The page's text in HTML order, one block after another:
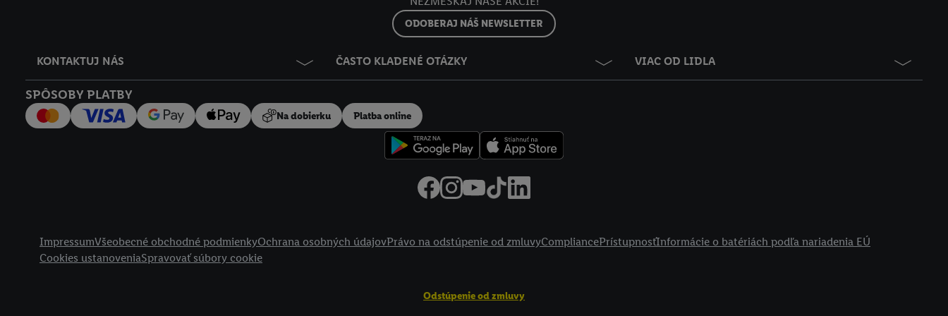
ODOBERAJ NÁŠ NEWSLETTER
KONTAKTUJ NÁS ČASTO KLADENÉ OTÁZKY VIAC OD LIDLA
SPÔSOBY PLATBY
Na dobierku Platba online
ImpressumVšeobecné obchodné podmienkyOchrana osobných údajovPrávo na odstúpenie od zmluvyCompliancePrístupnosťInformácie o batériách podľa nariadenia EÚ
Cookies ustanoveniaSpravovať súbory cookie
Odstúpenie od zmluvy